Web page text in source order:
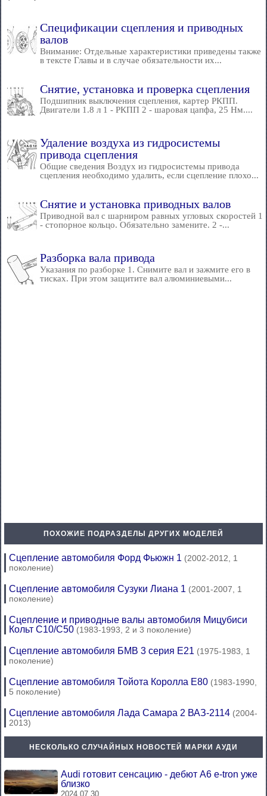
Спецификации сцепления и приводных
валов
Внимание: Отдельные характеристики приведены также
в тексте Главы и в случае обязательности их...
Снятие, установка и проверка сцепления
Подшипник выключения сцепления, картер РКПП.
Двигатели 1.8 л 1 - РКПП 2 - шаровая цапфа, 25 Нм....
Удаление воздуха из гидросистемы
привода сцепления
Общие сведения Воздух из гидросистемы привода
сцепления необходимо удалить, если сцепление плохо...
Снятие и установка приводных валов
Приводной вал с шарниром равных угловых скоростей 1
- стопорное кольцо. Обязательно замените. 2 -...
Разборка вала привода
Указания по разборке 1. Снимите вал и зажмите его в
тисках. При этом защитите вал алюминиевыми...
ПОХОЖИЕ ПОДРАЗДЕЛЫ ДРУГИХ МОДЕЛЕЙ
Сцепление автомобиля Форд Фьюжн 1 (2002-2012, 1
поколение)
Сцепление автомобиля Сузуки Лиана 1 (2001-2007, 1
поколение)
Сцепление и приводные валы автомобиля Мицубиси
Кольт С10/С50 (1983-1993, 2 и 3 поколение)
Сцепление автомобиля БМВ 3 серия Е21 (1975-1983, 1
поколение)
Сцепление автомобиля Тойота Королла Е80 (1983-1990,
5 поколение)
Сцепление автомобиля Лада Самара 2 ВАЗ-2114 (2004-
2013)
НЕСКОЛЬКО СЛУЧАЙНЫХ НОВОСТЕЙ МАРКИ АУДИ
Audi готовит сенсацию - дебют A6 e-tron уже
близко
2024.07.30